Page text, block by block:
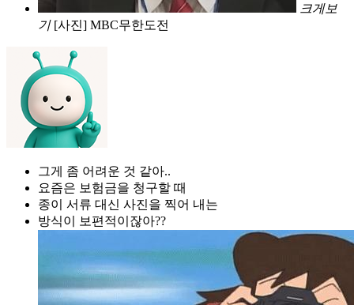
크게보
기 [사진] MBC무한도전
그게 좀 어려운 것 같아..
요즘은 보험금을 청구할 때
종이 서류 대신 사진을 찍어 내는
방식이 보편적이잖아??